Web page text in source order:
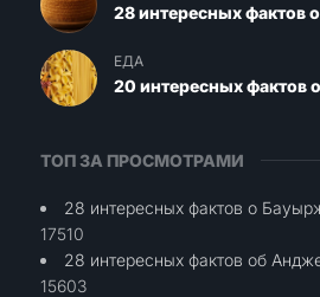
28 интересных фактов
ЕДА
20 интересных фактов
ТОП ЗА ПРОСМОТРАМИ
28 интересных фактов о
17510
28 интересных фактов об
15603